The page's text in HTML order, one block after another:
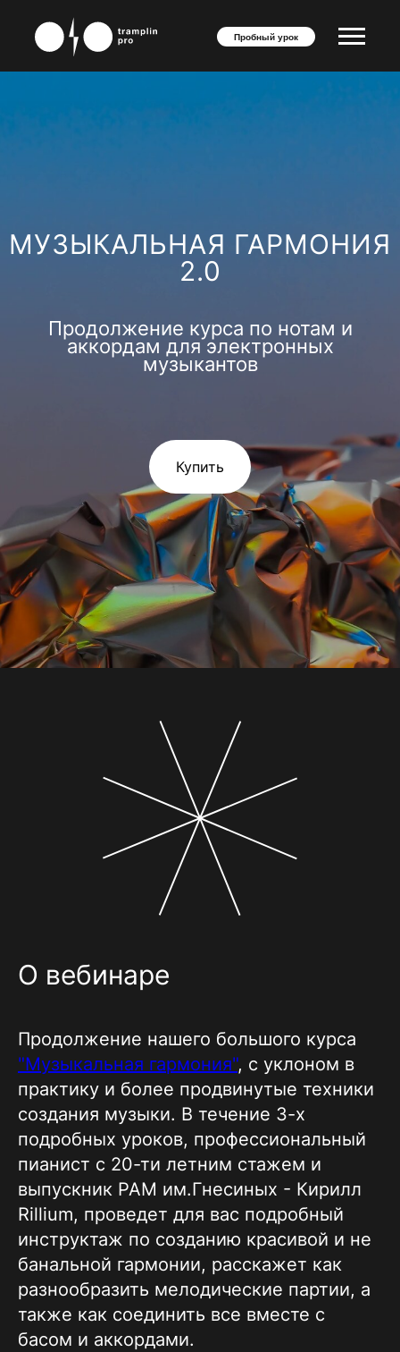
Пробный урок
МУЗЫКАЛЬНАЯ ГАРМОНИЯ
2.0
Продолжение курса по нотам и
аккордам для электронных
музыкантов
Купить
О вебинаре
Продолжение нашего большого курса
"Музыкальная гармония", с уклоном в
практику и более продвинутые техники
создания музыки. В течение 3-х
подробных уроков, профессиональный
пианист с 20-ти летним стажем и
выпускник РАМ им.Гнесиных - Кирилл
Rillium, проведет для вас подробный
инструктаж по созданию красивой и не
банальной гармонии, расскажет как
разнообразить мелодические партии, а
также как соединить все вместе с
басом и аккордами.